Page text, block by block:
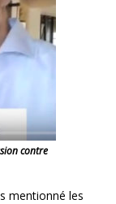
contre
mentionné les